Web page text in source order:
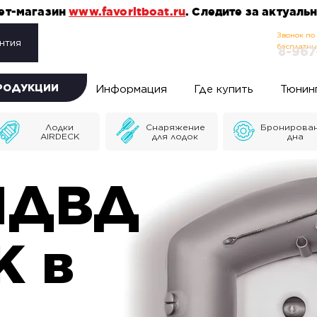
магазинwww.favoritboat.ru. Следите за
Звонок по
8-
Информация Где купить
Лодки
AIRDECK
Снаряжение
для лодок
дна
в